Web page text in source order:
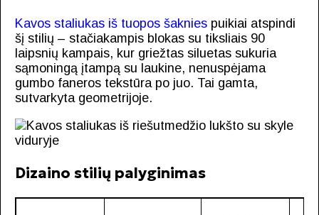
Kavos staliukas iš tuopos šaknies puikiai atspindi
šį stilių – stačiakampis blokas su tiksliais 90
laipsnių kampais, kur griežtas siluetas sukuria
sąmoningą įtampą su laukine, nenuspėjama
gumbo faneros tekstūra po juo. Tai gamta,
sutvarkyta geometrijoje.
Dizaino stilių palyginimas